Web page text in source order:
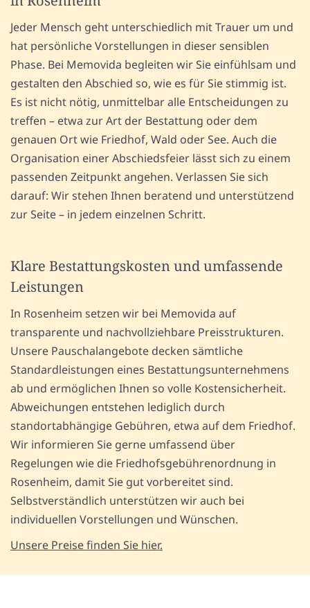
Jeder Mensch geht unterschiedlich mit Trauer um und
hat persönliche Vorstellungen in dieser sensiblen
Phase. Bei Memovida begleiten wir Sie einfühlsam und
gestalten den Abschied so, wie es für Sie stimmig ist.
Es ist nicht nötig, unmittelbar alle Entscheidungen zu
treffen – etwa zur Art der Bestattung oder dem
genauen Ort wie Friedhof, Wald oder See. Auch die
Organisation einer Abschiedsfeier lässt sich zu einem
passenden Zeitpunkt angehen. Verlassen Sie sich
darauf: Wir stehen Ihnen beratend und unterstützend
zur Seite – in jedem einzelnen Schritt.
Klare Bestattungskosten und umfassende
Leistungen
In Rosenheim setzen wir bei Memovida auf
transparente und nachvollziehbare Preisstrukturen.
Unsere Pauschalangebote decken sämtliche
Standardleistungen eines Bestattungsunternehmens
ab und ermöglichen Ihnen so volle Kostensicherheit.
Abweichungen entstehen lediglich durch
standortabhängige Gebühren, etwa auf dem Friedhof.
Wir informieren Sie gerne umfassend über
Regelungen wie die Friedhofsgebührenordnung in
Rosenheim, damit Sie gut vorbereitet sind.
Selbstverständlich unterstützen wir auch bei
individuellen Vorstellungen und Wünschen.
Unsere Preise finden Sie hier.